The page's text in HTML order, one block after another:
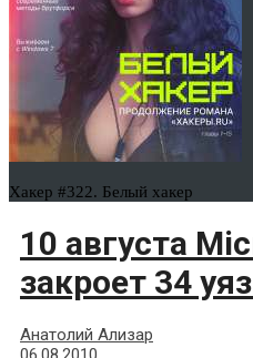
Хакер #322. Белый хакер
10 августа
закроет 34
Анатолий Ализар